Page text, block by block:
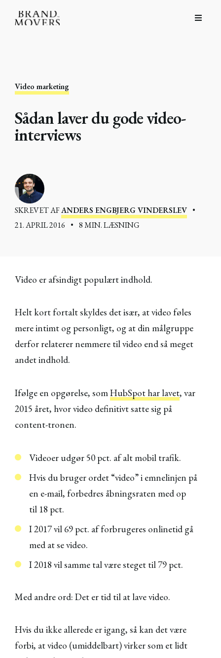
Video marketing
Sådan laver du gode video-
interviews
SKREVET AFANDERS ENGBJERG VINDERSLEV •
21. APRIL 2016
• 8 MIN. LÆSNING
Video er afsindigt populært indhold.
Helt kort fortalt skyldes det især, at video føles
mere intimt og personligt, og at din målgruppe
derfor relaterer nemmere til video end så meget
andet indhold.
Ifølge en opgørelse, somHubSpot har lavet, var
2015 året, hvor video definitivt satte sig på
content-tronen.
Videoer udgør 50 pct. af alt mobil trafik.
Hvis du bruger ordet “video” i emnelinjen på
en e-mail, forbedres åbningsraten med op
til 18 pct.
I 2017 vil 69 pct. af forbrugeres onlinetid gå
med at se video.
I 2018 vil samme tal være steget til 79 pct.
Med andre ord: Det er tid til at lave video.
Hvis du ikke allerede er igang, så kan det være
forbi, at video (umiddelbart) virker som et lidt